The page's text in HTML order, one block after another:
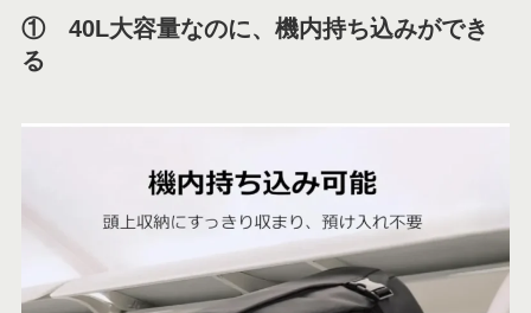
① 40L大容量なのに、機内持ち込みができ
る